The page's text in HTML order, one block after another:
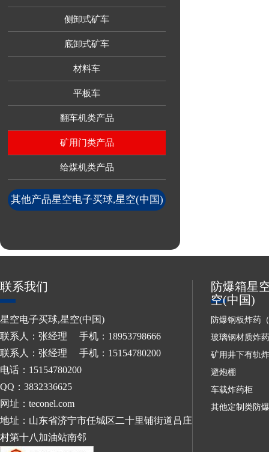
侧卸式矿车
底卸式矿车
材料车
平板车
翻车机类产品
矿用门类产品
给煤机类产品
其他产品星空电子买球,星空(中国)
联系我们
星空电子买球,星空(中国)
联系人：张经理 手机：18953798666
联系人：张经理 手机：15154780200
电话：15154780200
QQ：3832336625
网址：teconel.com
地址：山东省济宁市任城区二十里铺街道吕庄
村第十八加油站南邻
防爆箱星
空(中国)
防爆钢板炸药
玻璃钢材质炸
矿用井下有轨
避炮棚
车载炸药柜
其他定制类防